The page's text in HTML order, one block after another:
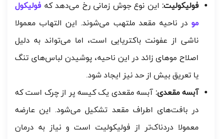
فولیکولیت: این نوع جوش زمانی رخ می‌دهد که فولیکول‌
مو در ناحیه مقعد ملتهب می‌شوند. این التهاب معمولا
ناشی از عفونت باکتریایی است، اما می‌تواند به دلیل
اصلاح موهای زائد در این ناحیه، پوشیدن لباس‌های تنگ
یا تعریق بیش از حد نیز ایجاد شود.
آبسه مقعدی: آبسه مقعدی یک کیسه پر از چرک است که
در بافت‌های اطراف مقعد تشکیل می‌شود. این عارضه
معمولا دردناک‌تر از فولیکولیت است و نیاز به درمان